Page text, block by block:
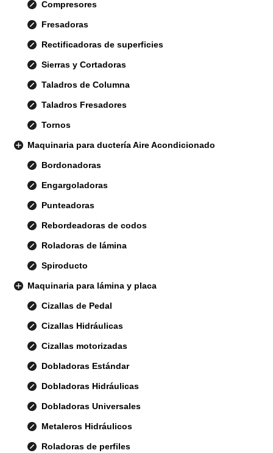
Compresores
Fresadoras
Rectificadoras de superficies
Sierras y Cortadoras
Taladros de Columna
Taladros Fresadores
Tornos
Maquinaria para ductería Aire Acondicionado
Bordonadoras
Engargoladoras
Punteadoras
Rebordeadoras de codos
Roladoras de lámina
Spiroducto
Maquinaria para lámina y placa
Cizallas de Pedal
Cizallas Hidráulicas
Cizallas motorizadas
Dobladoras Estándar
Dobladoras Hidráulicas
Dobladoras Universales
Metaleros Hidráulicos
Roladoras de perfiles